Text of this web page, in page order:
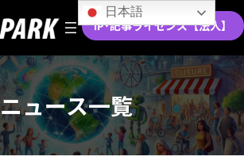
IP･記事ライセンス【法人】
ニュース一覧
日本語